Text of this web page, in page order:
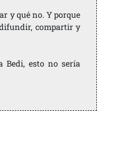
y qué no. Y porque
compartir y
Bedi, esto no sería